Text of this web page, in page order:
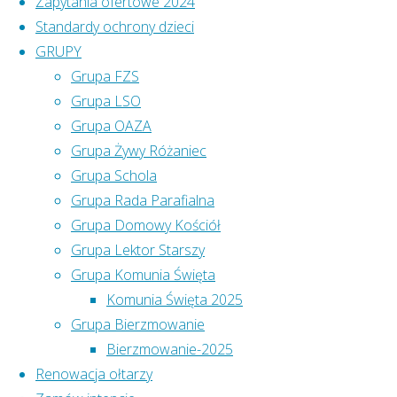
Standardy ochrony dzieci
GRUPY
Grupa FZS
Grupa LSO
Grupa OAZA
Grupa Żywy Różaniec
Grupa Schola
Grupa Rada Parafialna
Grupa Domowy Kościół
Grupa Lektor Starszy
Grupa Komunia Święta
Komunia Święta 2025
Grupa Bierzmowanie
Bierzmowanie-2025
Renowacja ołtarzy
humory dopisywały, a wesoła zabawa
przygotowania do największej chrześcijańskiej
braćmi, częstszego uciekania się do „broni
25.02.2017 - Zabawa
Zdjęcie 1 z 73
NIEDZIELE I ŚWIĘTA